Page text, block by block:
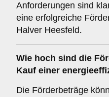
Anforderungen sind
eine erfolgreiche
Halver Heesfeld.
Wie hoch sind die
Kauf einer
Die Förderbeträge